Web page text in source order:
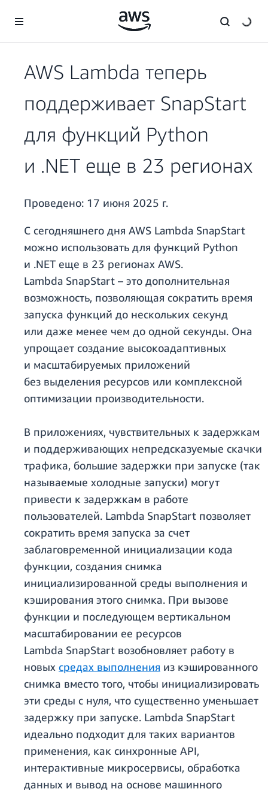
Перейти к главному контенту
AWS Lambda теперь
поддерживает SnapStart
для функций Python
и .NET еще в 23 регионах
Проведено: 17 июня 2025 г.
С сегодняшнего дня AWS Lambda SnapStart
можно использовать для функций Python
и .NET еще в 23 регионах AWS.
Lambda SnapStart – это дополнительная
возможность, позволяющая сократить время
запуска функций до нескольких секунд
или даже менее чем до одной секунды. Она
упрощает создание высокоадаптивных
и масштабируемых приложений
без выделения ресурсов или комплексной
оптимизации производительности.
В приложениях, чувствительных к задержкам
и поддерживающих непредсказуемые скачки
трафика, большие задержки при запуске (так
называемые холодные запуски) могут
привести к задержкам в работе
пользователей. Lambda SnapStart позволяет
сократить время запуска за счет
заблаговременной инициализации кода
функции, создания снимка
инициализированной среды выполнения и
кэширования этого снимка. При вызове
функции и последующем вертикальном
масштабировании ее ресурсов
Lambda SnapStart возобновляет работу в
новых средах выполнения из кэшированного
снимка вместо того, чтобы инициализировать
эти среды с нуля, что существенно уменьшает
задержку при запуске. Lambda SnapStart
идеально подходит для таких вариантов
применения, как синхронные API,
интерактивные микросервисы, обработка
данных и вывод на основе машинного